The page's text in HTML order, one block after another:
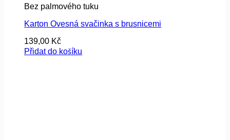
Bez palmového tuku
Karton Ovesná svačinka s brusnicemi
139,00 Kč
Přidat do košíku